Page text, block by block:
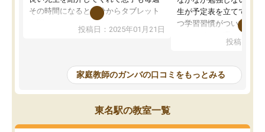
その時間になると自分からタブレット
を開いてzoomを繋げるようになりまし
た！5科目なんでもOKなのもとても気
めて1年ほどだった今では平均点以上の
科目が増えてきました！あと1年受験ま
であるので無料の週末教室を使用しな
がら頑張って欲しいと思います！
投稿日：2025年01月21日
生が予定表を立ててくれ
つ学習習慣がついてきま
指導が無い日も予定表
問できるのでとても助か
投稿日：
家庭教師のガンバの口コミをもっとみる
東名駅の教室一覧